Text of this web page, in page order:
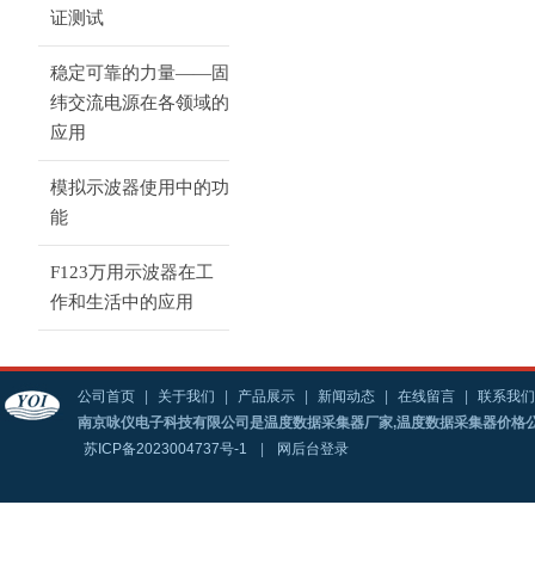
证测试
稳定可靠的力量——固
纬交流电源在各领域的
应用
模拟示波器使用中的功
能
F123万用示波器在工
作和生活中的应用
公司首页 关于我们 产品展示 新闻动态 在线留言
联系我们
南京咏仪电子科技有限公司是温度数据采集器厂家,温度数据采集器价格
苏ICP备2023004737号-1
网后台登录